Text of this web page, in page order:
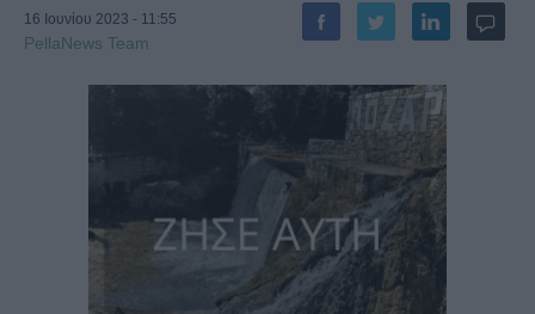
16 Ιουνίου 2023 - 11:55
PellaNews Team